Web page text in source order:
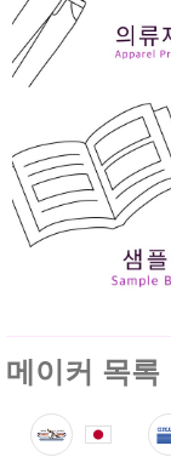
메이커 목록